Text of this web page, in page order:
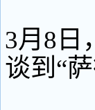
3月8日
谈到“